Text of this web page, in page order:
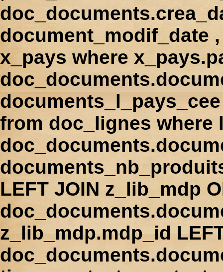
document_modif_date
x_pays where
from doc_lignes where
LEFT JOIN z_lib_mdp
z_lib_mdp.mdp_id